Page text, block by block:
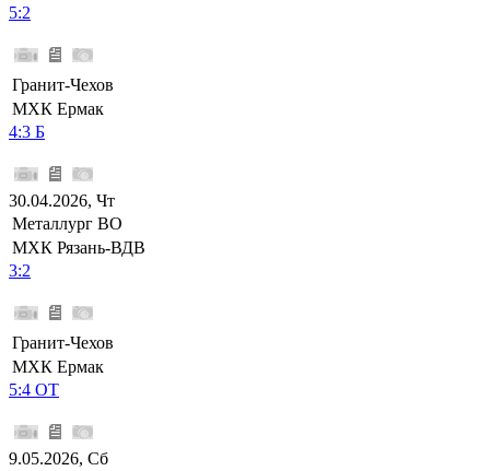
5:2
Гранит-Чехов
МХК Ермак
4:3 Б
30.04.2026, Чт
Металлург ВО
МХК Рязань-ВДВ
3:2
Гранит-Чехов
МХК Ермак
5:4 ОТ
9.05.2026, Сб